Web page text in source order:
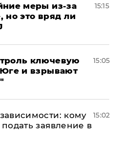
меры из-за
но это вряд ли
15:15
ключевую
Юге и взрывают
15:05
кому
заявление в
15:02